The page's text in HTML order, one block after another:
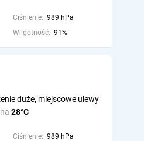
Ciśnienie: 989 hPa
Wilgotność: 91%
28°C
duże, miejscowe ulewy
Ciśnienie: 989 hPa